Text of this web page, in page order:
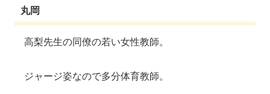
丸岡
高梨先生の同僚の若い女性教師。
ジャージ姿なので多分体育教師。